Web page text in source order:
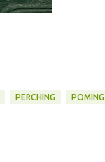
PERCHING POMING